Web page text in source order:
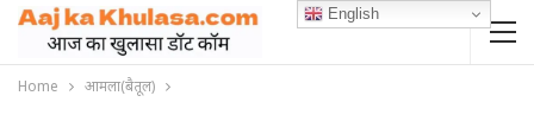
Home आमला(बैतूल)
English